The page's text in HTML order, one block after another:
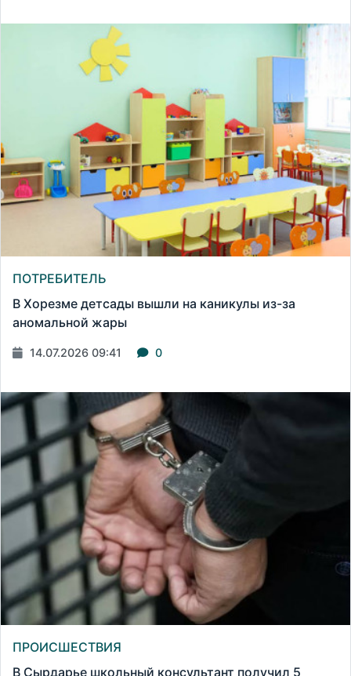
ПОТРЕБИТЕЛЬ
В Хорезме детсады вышли на каникулы из-за
аномальной жары
14.07.2026 09:41 0
ПРОИСШЕСТВИЯ
В Сырдарье школьный консультант получил 5